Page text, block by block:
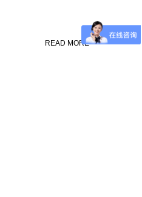
READ MORE